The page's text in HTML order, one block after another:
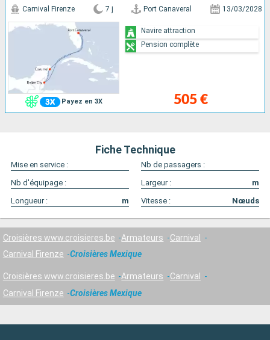
Payez en 3X
Carnival Firenze 7 j Port Canaveral 13/03/2028
505 €
Navire attraction
Pension complète
Fiche Technique
Mise en service :
Nb de passagers :
Nb d'équipage :
Largeur :
m
Longueur :
m Vitesse : Nœuds
Croisières www.croisieres.be Armateurs
Carnival
Carnival Firenze
Croisières Mexique
Croisières www.croisieres.be Armateurs
Carnival
Carnival Firenze
Croisières Mexique